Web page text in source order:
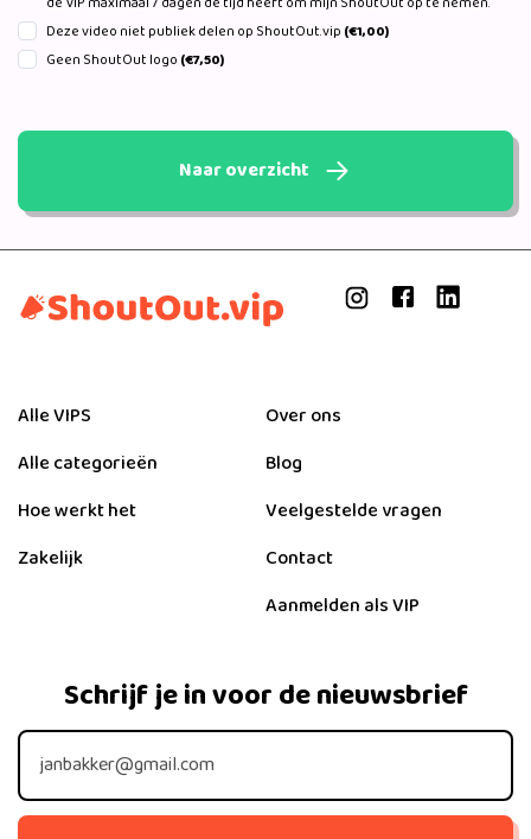
Deze video niet publiek delen op ShoutOut.vip (€1,00)
Geen ShoutOut logo (€7,50)
Naar overzicht
Alle VIPS
Alle categorieën
Hoe werkt het
Zakelijk
Over ons
Blog
Veelgestelde vragen
Contact
Aanmelden als VIP
Schrijf je in voor de nieuwsbrief